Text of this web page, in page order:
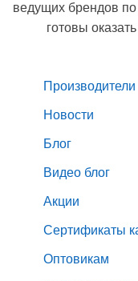
ведущих брендов
готовы
Производители
Новости
Блог
Видео блог
Акции
Сертификаты
Оптовикам